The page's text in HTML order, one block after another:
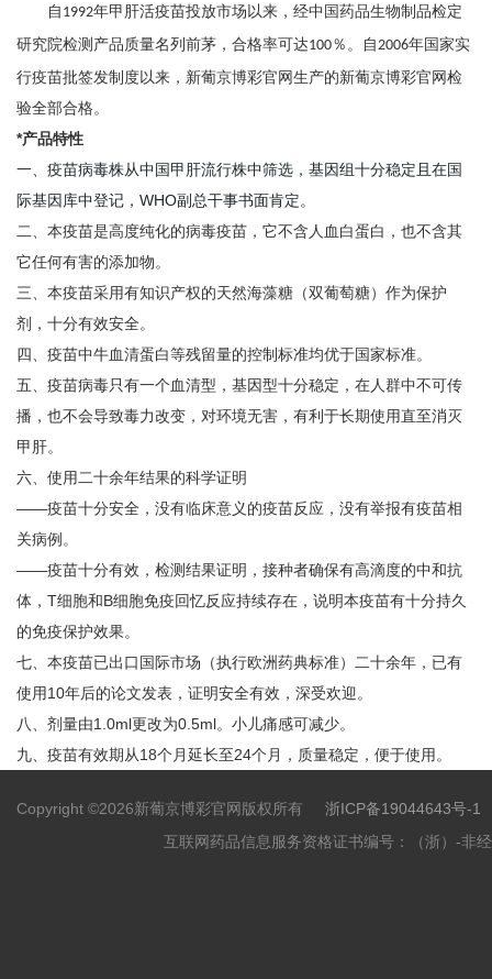
自 1992年甲肝活疫苗投放市场以来，经中国药品生物制品检定
研究院检测产品质量名列前茅，合格率可达100％。自2006年国家实
行疫苗批签发制度以来，新葡京博彩官网生产的新葡京博彩官网检
验全部合格。
*产品特性
一、 疫苗病毒株从中国甲肝流行株中筛选，基因组十分稳定且在国
际基因库中登记， WHO副总干事书面肯定。
二、 本疫苗是高度纯化的病毒疫苗，它不含人血白蛋白，也不含其
它任何有害的添加物。
三、 本疫苗采用有知识产权的天然海藻糖（双葡萄糖）作为保护
剂，十分有效安全。
四、 疫苗中牛血清蛋白等残留量的控制标准均优于国家标准。
五、 疫苗病毒只有一个血清型，基因型十分稳定，在人群中不可传
播，也不会导致毒力改变，对环境无害，有利于长期使用直至消灭
甲肝。
六、 使用 二十余年结果的科学证明
——疫苗十分安全，没有临床意义的疫苗反应，没有举报有疫苗相
关病例。
——疫苗十分有效，检测结果证明，接种者确保有高滴度的中和抗
体，T细胞和B细胞免疫回忆反应持续存在，说明本疫苗有十分持久
的免疫保护效果。
七、 本疫苗已出口国际市场（执行欧洲药典标准）二十余年，已有
使用10年后的论文发表，证明安全有效，深受欢迎。
八、 剂量由1.0ml更改为0.5ml。小儿痛感可减少。
九、 疫苗有效期从18个月延长至24个月，质量稳定，便于使用。
Copyright ©2026新葡京博彩官网版权所有
浙ICP备19044643号-1
互联网药品信息服务资格证书编号：（浙）-非